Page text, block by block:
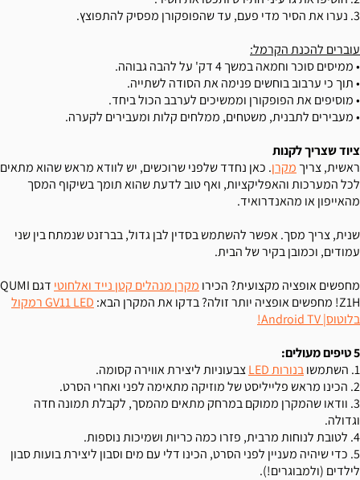
3. נערו את הסיר מדי פעם, עד שהפופקורן מפסיק להתפוצץ.
עוברים להכנת הקרמל:
• ממיסים סוכר וחמאה במשך 4 דק' על להבה גבוהה.
• תוך כי ערבוב בוחשים פנימה את הסודה לשתייה.
• מוסיפים את הפופקורן וממשיכים לערבב הכול ביחד.
• מעבירים לתבנית, משטחים, ממלחים קלות ומעבירים לקערה.
ציוד שצריך לקנות
ראשית, צריךמקרן. כאן נחדד שלפני שרוכשים, יש לוודא מראש שהוא מתאים
לכל המערכות והאפליקציות, ואף טוב לדעת שהוא תומך בשיקוף המסך
מהאייפון או מהאנדרואיד.
שנית, צריך מסך. אפשר להשתמש בסדין לבן גדול, בברזנט שנמתח בין שני
עמודים, וכמובן בקיר של הבית.
מחפשים אופציה מקצועית? הכירו מקרן מנהלים קטן נייד ואלחוטי
דגם QUMI
Z1H! מחפשים אופציה יותר זולה? בדקו את המקרן הבא:
GV11 LED רמקול
בלוטוס| Android TV!
5 טיפים מעולים:
1. השתמשו
בנורות LED
צבעוניות ליצירת אווירה קסומה.
2. הכינו מראש פלייליסט של מוזיקה מתאימה לפני ואחרי הסרט.
3. וודאו שהמקרן ממוקם במרחק מתאים מהמסך, לקבלת תמונה חדה
וגדולה.
4. לטובת לנוחות מרבית, פזרו כמה כריות ושמיכות נוספות.
5. כדי שיהיה מעניין לפני הסרט, הכינו דלי עם מים וסבון ליצירת בועות סבון
לילדים (ולמבוגרים!).